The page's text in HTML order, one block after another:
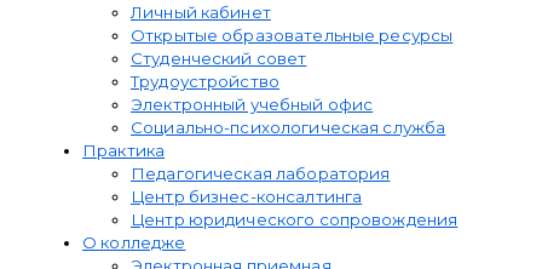
Личный кабинет
Открытые образовательные ресурсы
Студенческий совет
Трудоустройство
Электронный учебный офис
Социально-психологическая служба
Практика
Педагогическая лаборатория
Центр бизнес-консалтинга
Центр юридического сопровождения
О колледже